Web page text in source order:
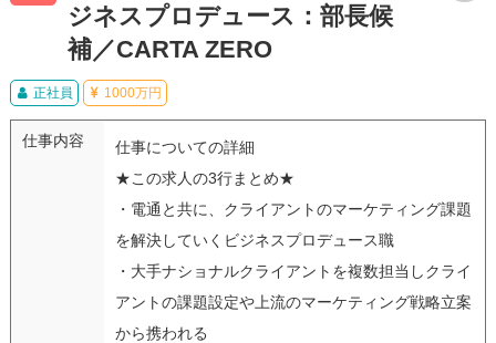
ジネスプロデュース：部長候
補／CARTA ZERO
正社員 1000万円
仕事内容
仕事についての詳細
★この求人の3行まとめ★
・電通と共に、クライアントのマーケティング課題
を解決していくビジネスプロデュース職
・大手ナショナルクライアントを複数担当しクライ
アントの課題設定や上流のマーケティング戦略立案
から携われる